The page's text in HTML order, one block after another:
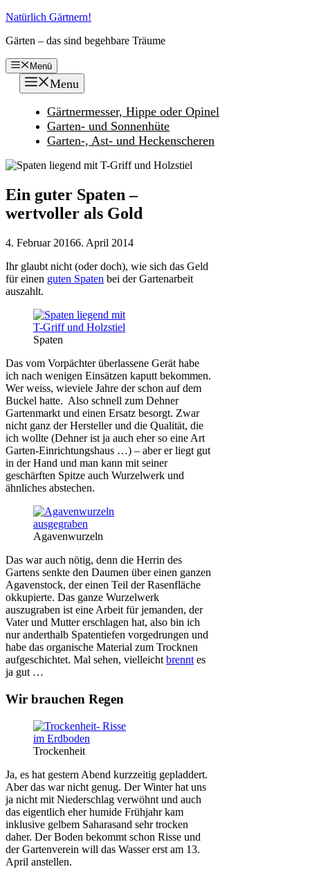
Zum
springen
Natürlich Gärtnern!
Gärten – das sind begehbare Träume
Menü
Menu
Gärtnermesser, Hippe oder Opinel
Garten- und Sonnenhüte
Garten-, Ast- und Heckenscheren
Ein guter Spaten –
wertvoller als Gold
4. Februar 20166. April 2014
Ihr glaubt nicht (oder doch), wie sich das Geld
für einen guten Spaten bei der Gartenarbeit
auszahlt.
Spaten
Das vom Vorpächter überlassene Gerät habe
ich nach wenigen Einsätzen kaputt bekommen.
Wer weiss, wieviele Jahre der schon auf dem
Buckel hatte. Also schnell zum Dehner
Gartenmarkt und einen Ersatz besorgt. Zwar
nicht ganz der Hersteller und die Qualität, die
ich wollte (Dehner ist ja auch eher so eine Art
Garten-Einrichtungshaus …) – aber er liegt gut
in der Hand und man kann mit seiner
geschärften Spitze auch Wurzelwerk und
ähnliches abstechen.
Agavenwurzeln
Das war auch nötig, denn die Herrin des
Gartens senkte den Daumen über einen ganzen
Agavenstock, der einen Teil der Rasenfläche
okkupierte. Das ganze Wurzelwerk
auszugraben ist eine Arbeit für jemanden, der
Vater und Mutter erschlagen hat, also bin ich
nur anderthalb Spatentiefen vorgedrungen und
habe das organische Material zum Trocknen
aufgeschichtet. Mal sehen, vielleicht brennt es
ja gut …
Wir brauchen Regen
Trockenheit
Ja, es hat gestern Abend kurzzeitig gepladdert.
Aber das war nicht genug. Der Winter hat uns
ja nicht mit Niederschlag verwöhnt und auch
das eigentlich eher humide Frühjahr kam
inklusive gelbem Saharasand sehr trocken
daher. Der Boden bekommt schon Risse und
der Gartenverein will das Wasser erst am 13.
April anstellen.